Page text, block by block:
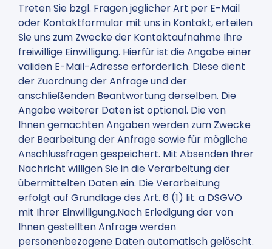
Treten Sie bzgl. Fragen jeglicher Art per E-Mail
oder Kontaktformular mit uns in Kontakt, erteilen
Sie uns zum Zwecke der Kontaktaufnahme Ihre
freiwillige Einwilligung. Hierfür ist die Angabe einer
validen E-Mail-Adresse erforderlich. Diese dient
der Zuordnung der Anfrage und der
anschließenden Beantwortung derselben. Die
Angabe weiterer Daten ist optional. Die von
Ihnen gemachten Angaben werden zum Zwecke
der Bearbeitung der Anfrage sowie für mögliche
Anschlussfragen gespeichert. Mit Absenden Ihrer
Nachricht willigen Sie in die Verarbeitung der
übermittelten Daten ein. Die Verarbeitung
erfolgt auf Grundlage des Art. 6 (1) lit. a DSGVO
mit Ihrer Einwilligung.Nach Erledigung der von
Ihnen gestellten Anfrage werden
personenbezogene Daten automatisch gelöscht.